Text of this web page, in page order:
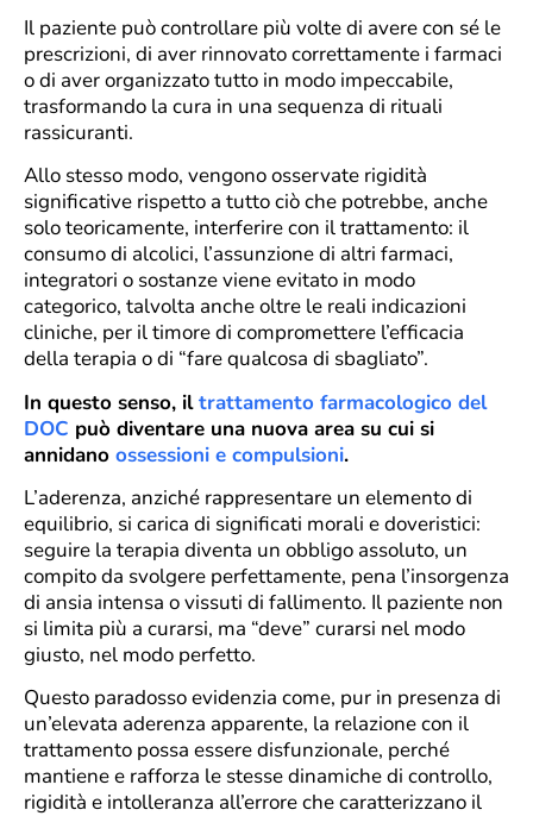
Il paziente può controllare più volte di avere con sé le
prescrizioni, di aver rinnovato correttamente i farmaci
o di aver organizzato tutto in modo impeccabile,
trasformando la cura in una sequenza di rituali
rassicuranti.
Allo stesso modo, vengono osservate rigidità
significative rispetto a tutto ciò che potrebbe, anche
solo teoricamente, interferire con il trattamento: il
consumo di alcolici, l’assunzione di altri farmaci,
integratori o sostanze viene evitato in modo
categorico, talvolta anche oltre le reali indicazioni
cliniche, per il timore di compromettere l’efficacia
della terapia o di “fare qualcosa di sbagliato”.
In questo senso, iltrattamento farmacologico del
DOC può diventare una nuova area su cui si
annidano ossessioni e compulsioni.
L’aderenza, anziché rappresentare un elemento di
equilibrio, si carica di significati morali e doveristici:
seguire la terapia diventa un obbligo assoluto, un
compito da svolgere perfettamente, pena l’insorgenza
di ansia intensa o vissuti di fallimento. Il paziente non
si limita più a curarsi, ma “deve” curarsi nel modo
giusto, nel modo perfetto.
Questo paradosso evidenzia come, pur in presenza di
un’elevata aderenza apparente, la relazione con il
trattamento possa essere disfunzionale, perché
mantiene e rafforza le stesse dinamiche di controllo,
rigidità e intolleranza all’errore che caratterizzano il